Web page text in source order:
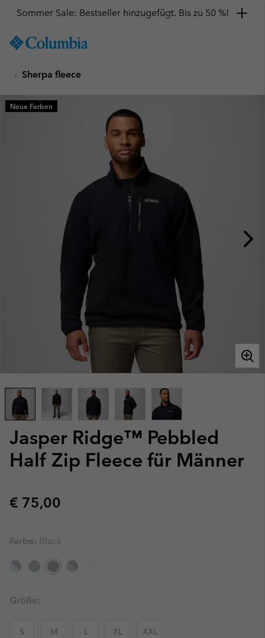
TO
SKIP
MAIN
NAV
Sommer Sale: Bestseller hinzugefügt. Bis zu 50 %!
Sherpa fleece
Jasper Ridge™ Pebbled
Half Zip Fleece für Männer
Regular price:
€ 75,00
Neue Farben
Farbe: Black
Größe:
S M L XL XXL